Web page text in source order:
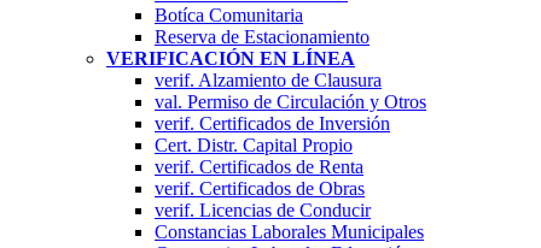
Botíca Comunitaria
Reserva de Estacionamiento
VERIFICACIÓN EN LÍNEA
verif. Alzamiento de Clausura
val. Permiso de Circulación y Otros
verif. Certificados de Inversión
Cert. Distr. Capital Propio
verif. Certificados de Renta
verif. Certificados de Obras
verif. Licencias de Conducir
Constancias Laborales Municipales